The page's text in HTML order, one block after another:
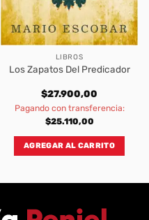
LIBROS
Los Zapatos Del Predicador
$27.900,00
Pagando con transferencia:
$25.110,00
AGREGAR AL CARRITO